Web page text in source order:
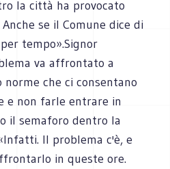
la città ha provocato
se il Comune dice di
tempo».Signor
va affrontato a
norme che ci consentano
e non farle entrare in
il semaforo dentro la
Il problema c'è, e
in queste ore.